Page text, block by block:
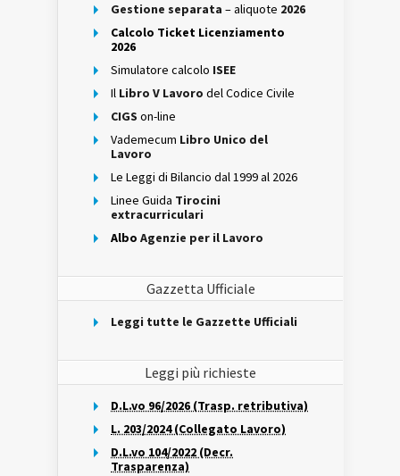
Gestione separata – aliquote 2026
Calcolo Ticket Licenziamento
2026
Simulatore calcolo ISEE
Il Libro V Lavoro del Codice Civile
CIGS on-line
Vademecum Libro Unico del
Lavoro
Le Leggi di Bilancio dal 1999 al 2026
Linee Guida Tirocini
extracurriculari
Albo Agenzie per il Lavoro
Gazzetta Ufficiale
Leggi tutte le Gazzette Ufficiali
Leggi più richieste
D.L.vo 96/2026 (Trasp. retributiva)
L. 203/2024 (Collegato Lavoro)
D.L.vo 104/2022 (Decr.
Trasparenza)